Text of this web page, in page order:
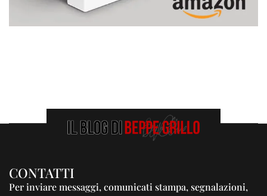
CONTATTI
Per inviare messaggi, comunicati stampa, segnalazioni,